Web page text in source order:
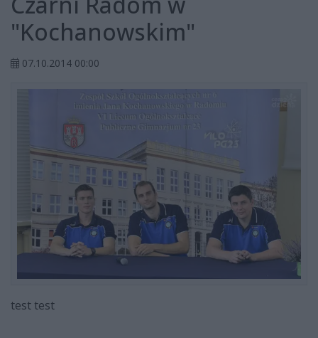
"Kochanowskim"
07.10.2014 00:00
test test